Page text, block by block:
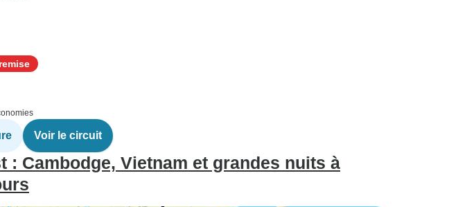
Voir le circuit
: Cambodge, Vietnam et grandes nuits à